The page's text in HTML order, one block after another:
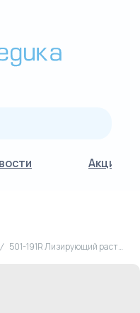
Акции
501-191R Лизирующий раствор, 1л